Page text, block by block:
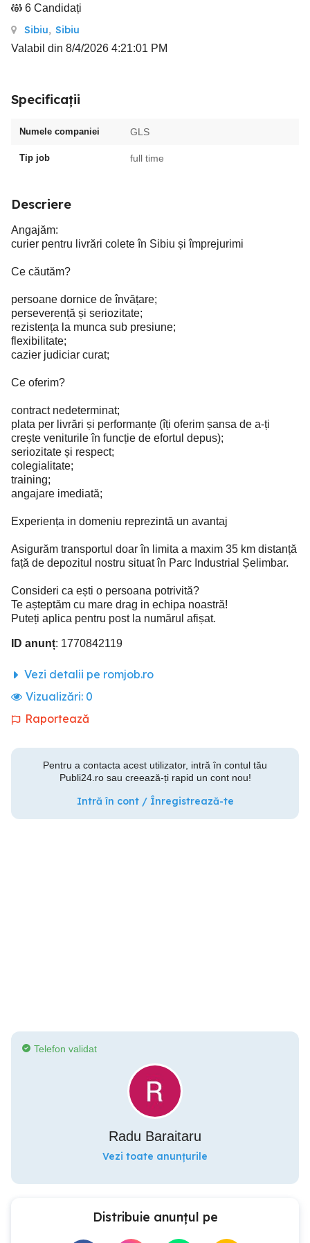
6 Candidați
Sibiu, Sibiu
Valabil din 8/4/2026 4:21:01 PM
Specificații
Numele companiei GLS
Tip job full time
Descriere
Angajăm:
curier pentru livrări colete în Sibiu și împrejurimi
Ce căutăm?
persoane dornice de învățare;
perseverență și seriozitate;
rezistența la munca sub presiune;
flexibilitate;
cazier judiciar curat;
Ce oferim?
contract nedeterminat;
plata per livrări și performanțe (îți oferim șansa de a-ți
crește veniturile în funcție de efortul depus);
seriozitate și respect;
colegialitate;
training;
angajare imediată;
Experiența in domeniu reprezintă un avantaj
Asigurăm transportul doar în limita a maxim 35 km distanță
față de depozitul nostru situat în Parc Industrial Șelimbar.
Consideri ca ești o persoana potrivită?
Te așteptăm cu mare drag in echipa noastră!
Puteți aplica pentru post la numărul afișat.
ID anunț: 1770842119
Vezi detalii pe romjob.ro
Vizualizări: 0
Raportează
Pentru a contacta acest utilizator, intră în contul tău
Publi24.ro sau creează-ți rapid un cont nou!
Intră în cont / Înregistrează-te
Telefon validat
Radu Baraitaru
Vezi toate anunțurile
Distribuie anunțul pe